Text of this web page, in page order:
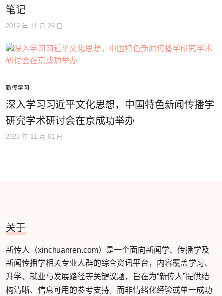
笔记
2019 年 11 月 28 日
新传学习
深入学习习近平文化思想，中国特色新闻传播学
研究学术研讨会在京成功举办
2023 年 11 月 01 日
关于
新传人（xinchuanren.com）是一个面向新闻学、传播学及
新闻传播学相关专业人群的综合资讯平台，内容覆盖学习、
升学、就业与发展路径等关键议题，旨在为“新传人”提供结
构清晰、信息可用的参考支持，而非情绪化经验或单一成功